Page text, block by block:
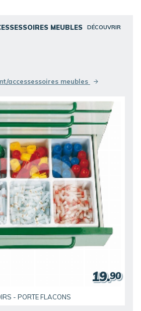
MEUBLES DÉCOUVRIR
accessessoires meubles
- PORTE FLACONS
19.90